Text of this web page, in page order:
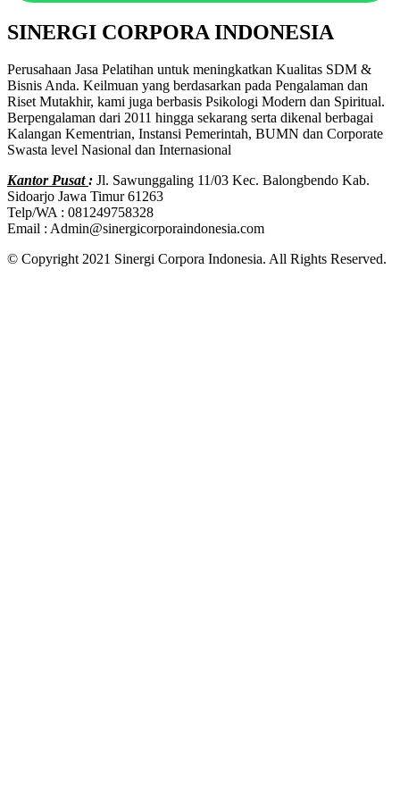
SINERGI CORPORA INDONESIA
Perusahaan Jasa Pelatihan untuk meningkatkan Kualitas SDM &
Bisnis Anda. Keilmuan yang berdasarkan pada Pengalaman dan
Riset Mutakhir, kami juga berbasis Psikologi Modern dan Spiritual.
Berpengalaman dari 2011 hingga sekarang serta dikenal berbagai
Kalangan Kementrian, Instansi Pemerintah, BUMN dan Corporate
Swasta level Nasional dan Internasional
Kantor Pusat: Jl. Sawunggaling 11/03 Kec. Balongbendo Kab.
Sidoarjo Jawa Timur 61263
Telp/WA : 081249758328
Email : Admin@sinergicorporaindonesia.com
© Copyright 2021 Sinergi Corpora Indonesia. All Rights Reserved.